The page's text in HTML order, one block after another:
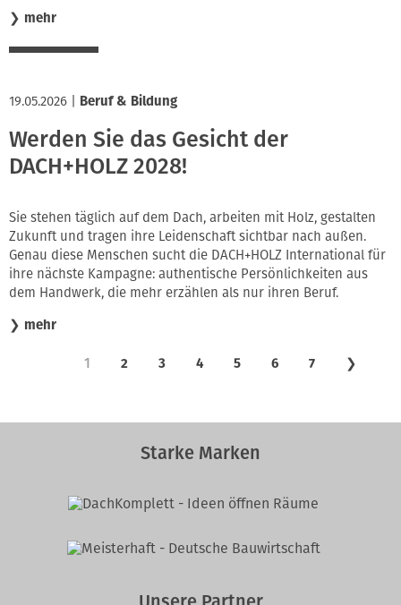
❯ mehr
19.05.2026 Beruf & Bildung
Werden Sie das Gesicht der
DACH+HOLZ 2028!
Sie stehen täglich auf dem Dach, arbeiten mit Holz, gestalten
Zukunft und tragen ihre Leidenschaft sichtbar nach außen.
Genau diese Menschen sucht die DACH+HOLZ International für
ihre nächste Kampagne: authentische Persönlichkeiten aus
dem Handwerk, die mehr erzählen als nur ihren Beruf.
❯ mehr
1 2 3 4 5 6 7 ❯
Starke Marken